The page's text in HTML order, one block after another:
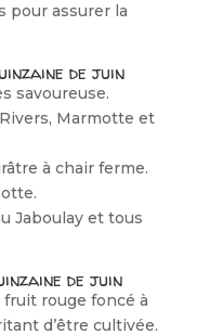
pour assurer la
de juin
savou­reuse.
Marmotte et
à chair ferme.
Jaboulay et tous
de juin
rouge foncé à
d’être cultivée.